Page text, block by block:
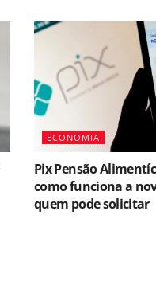
ECONOMIA
Pix Pensão
como funciona a
quem pode solicitar